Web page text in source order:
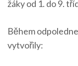
žáky od 1. do 9.
Během
vytvořily: